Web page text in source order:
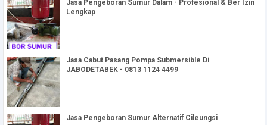
Jasa Pengeboran Sumur Dalam - Profesional & Ber Izin
Lengkap‎
Jasa Cabut Pasang Pompa Submersible Di
JABODETABEK - 0813 1124 4499
Jasa Pengeboran Sumur Alternatif Cileungsi